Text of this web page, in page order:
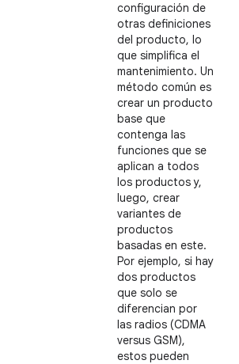
configuración de
otras definiciones
del producto, lo
que simplifica el
mantenimiento. Un
método común es
crear un producto
base que
contenga las
funciones que se
aplican a todos
los productos y,
luego, crear
variantes de
productos
basadas en este.
Por ejemplo, si hay
dos productos
que solo se
diferencian por
las radios (CDMA
versus GSM),
estos pueden